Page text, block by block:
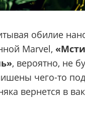
обилие
Marvel,
, вероятно, не
чего-то
вернется в